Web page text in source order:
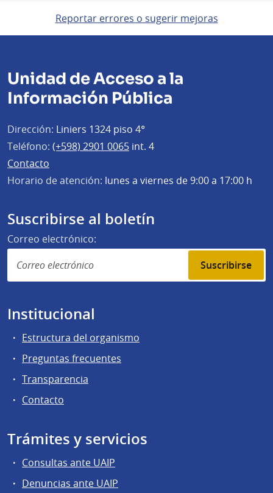
Reportar errores o sugerir mejoras
Unidad de Acceso a la
Información Pública
Dirección: Liniers 1324 piso 4°
Teléfono: (+598) 2901 0065 int. 4
Contacto
Horario de atención: lunes a viernes de 9:00 a 17:00 h
Suscribirse al boletín
Correo electrónico:
Suscribirse
Institucional
Estructura del organismo
Preguntas frecuentes
Transparencia
Contacto
Trámites y servicios
Consultas ante UAIP
Denuncias ante UAIP